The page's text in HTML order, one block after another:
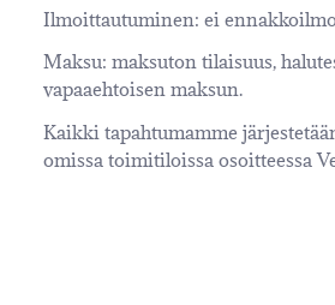
Ilmoittautuminen: ei
Maksu: maksuton tilaisuus,
vapaaehtoisen maksun.
Kaikki tapahtumamme
omissa toimitiloissa osoitteessa